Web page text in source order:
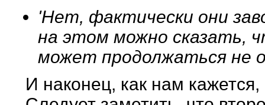
'Нет, фактически они
на этом можно сказать,
может продолжаться не
И наконец, как нам